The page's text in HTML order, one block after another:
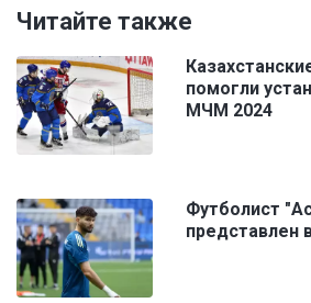
Читайте также
помогли
МЧМ 2024
Футболист
представлен